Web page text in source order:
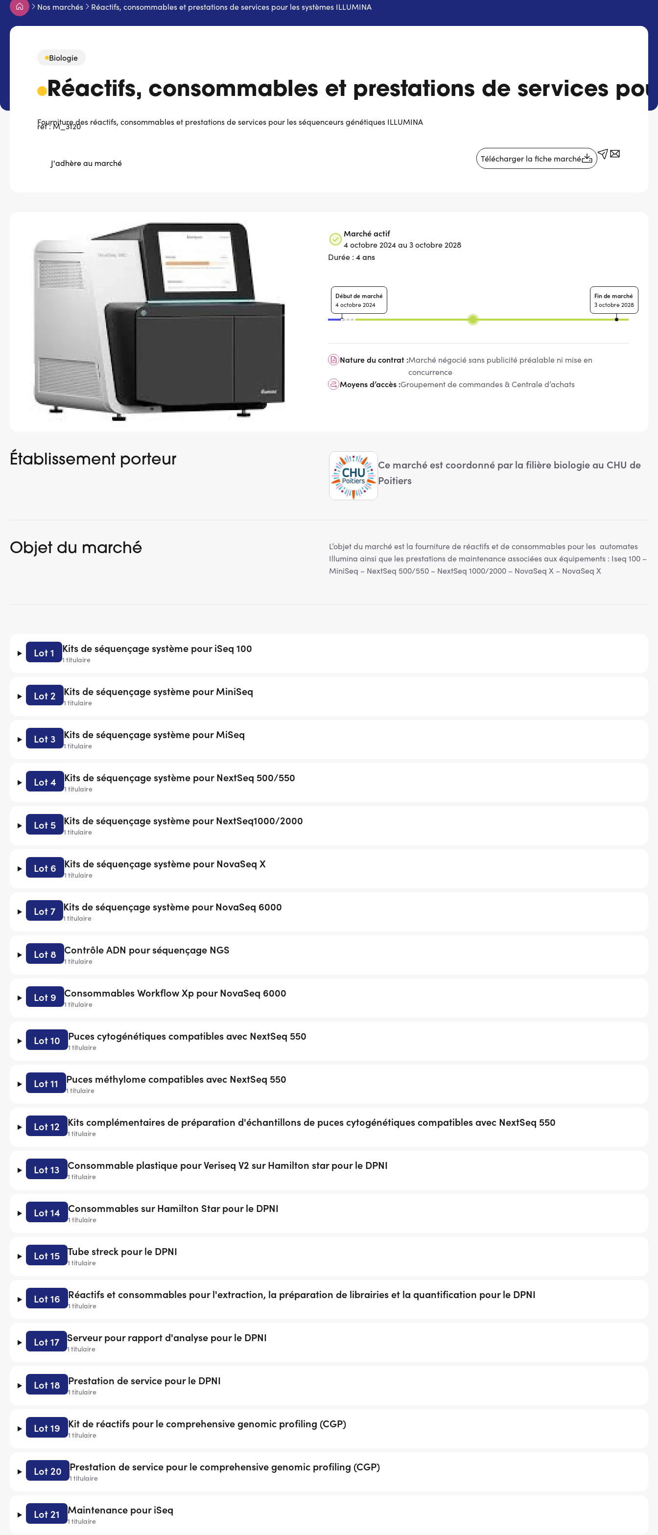
Fil
d'Ariane
Nos marchés Réactifs, consommables et prestations de services pour les systèmes ILLUMINA
Biologie
Réactifs, consommables et prestations de services
Fourniture des réactifs, consommables et prestations de services pour les séquenceurs génétiques ILLUMINA
réf : M_3120
J'adhère au marché Télécharger la fiche marché
Marché actif
4 octobre 2024 au 3 octobre 2028
Durée : 4 ans
Début de marché
4 octobre 2024
Fin de marché
3 octobre 2028
Nature du contrat :Marché négocié sans publicité préalable ni mise en
concurrence
Moyens d’accès :Groupement de commandes & Centrale d’achats
Établissement porteur
Ce marché est coordonné par la filière biologie au CHU de
Poitiers
Objet du marché
L’objet du marché est la fourniture de réactifs et de consommables pour les automates
Illumina ainsi que les prestations de maintenance associées aux équipements : Iseq 100 –
MiniSeq – NextSeq 500/550 – NextSeq 1000/2000 – NovaSeq X – NovaSeq X
Lot 1 Kits de séquençage système pour iSeq 100
1 titulaire
Lot 2 Kits de séquençage système pour MiniSeq
1 titulaire
Lot 3 Kits de séquençage système pour MiSeq
1 titulaire
Lot 4 Kits de séquençage système pour NextSeq 500/550
1 titulaire
Lot 5 Kits de séquençage système pour NextSeq1000/2000
1 titulaire
Lot 6 Kits de séquençage système pour NovaSeq X
1 titulaire
Lot 7 Kits de séquençage système pour NovaSeq 6000
1 titulaire
Lot 8 Contrôle ADN pour séquençage NGS
1 titulaire
Lot 9 Consommables Workflow Xp pour NovaSeq 6000
1 titulaire
Lot 10 Puces cytogénétiques compatibles avec NextSeq 550
1 titulaire
Lot 11 Puces méthylome compatibles avec NextSeq 550
1 titulaire
Lot 12 Kits complémentaires de préparation d'échantillons de puces cytogénétiques compatibles avec NextSeq 550
1 titulaire
Lot 13 Consommable plastique pour Veriseq V2 sur Hamilton star pour le DPNI
1 titulaire
Lot 14 Consommables sur Hamilton Star pour le DPNI
1 titulaire
Lot 15 Tube streck pour le DPNI
1 titulaire
Lot 16 Réactifs et consommables pour l'extraction, la préparation de librairies et la quantification pour le DPNI
1 titulaire
Lot 17 Serveur pour rapport d'analyse pour le DPNI
1 titulaire
Lot 18 Prestation de service pour le DPNI
1 titulaire
Lot 19 Kit de réactifs pour le comprehensive genomic profiling (CGP)
1 titulaire
Lot 20 Prestation de service pour le comprehensive genomic profiling (CGP)
1 titulaire
Lot 21 Maintenance pour iSeq
1 titulaire